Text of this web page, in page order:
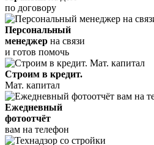
по договору
Персональный
менеджер на связи
и готов помочь
Строим в кредит.
Мат. капитал
Ежедневный
фотоотчёт
вам на телефон